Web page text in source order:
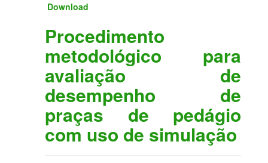
Download
Procedimento
metodológico para
avaliação de
desempenho de
praças de pedágio
com uso de simulação